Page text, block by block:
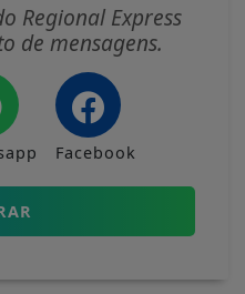
Regional Express
de mensagens.
Facebook